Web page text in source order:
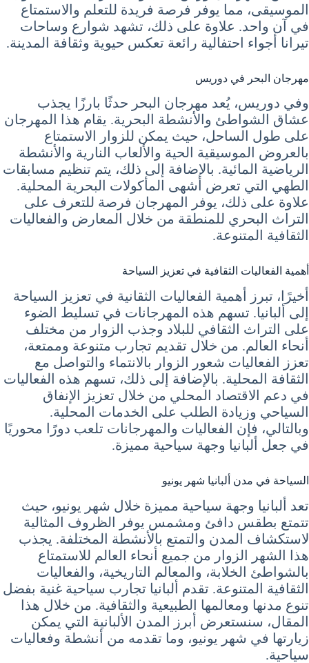
الموسيقى، مما يوفر فرصة فريدة للتعلم والاستمتاع
في آن واحد. علاوة على ذلك، تشهد شوارع وساحات
تيرانا أجواء احتفالية رائعة تعكس حيوية وثقافة المدينة.
مهرجان البحر في دوريس
وفي دوريس، يُعد مهرجان البحر حدثًا بارزًا يجذب
عشاق الشواطئ والأنشطة البحرية. يقام هذا المهرجان
على طول الساحل، حيث يمكن للزوار الاستمتاع
بالعروض الموسيقية الحية والألعاب النارية والأنشطة
الرياضية المائية. بالإضافة إلى ذلك، يتم تنظيم مسابقات
الطهي التي تعرض أشهى المأكولات البحرية المحلية.
علاوة على ذلك، يوفر المهرجان فرصة للتعرف على
التراث البحري للمنطقة من خلال المعارض والفعاليات
الثقافية المتنوعة.
أهمية الفعاليات الثقافية في تعزيز السياحة
أخيرًا، تبرز أهمية الفعاليات الثقانية في تعزيز السياحة
إلى ألبانيا. تسهم هذه المهرجانات في تسليط الضوء
على التراث الثقافي للبلاد وجذب الزوار من مختلف
أنحاء العالم. من خلال تقديم تجارب متنوعة وممتعة،
تعزز الفعاليات شعور الزوار بالانتماء والتواصل مع
الثقافة المحلية. بالإضافة إلى ذلك، تسهم هذه الفعاليات
في دعم الاقتصاد المحلي من خلال تعزيز الإنفاق
السياحي وزيادة الطلب على الخدمات المحلية.
وبالتالي، فإن الفعاليات والمهرجانات تلعب دورًا محوريًا
في جعل ألبانيا وجهة سياحية مميزة.
السياحة في مدن ألبانيا شهر يونيو
تعد ألبانيا وجهة سياحية مميزة خلال شهر يونيو، حيث
تتمتع بطقس دافئ ومشمس يوفر الظروف المثالية
لاستكشاف المدن والتمتع بالأنشطة المختلفة. يجذب
هذا الشهر الزوار من جميع أنحاء العالم للاستمتاع
بالشواطئ الخلابة، والمعالم التاريخية، والفعاليات
الثقافية المتنوعة. تقدم ألبانيا تجارب سياحية غنية بفضل
تنوع مدنها ومعالمها الطبيعية والثقافية. من خلال هذا
المقال، سنستعرض أبرز المدن الألبانية التي يمكن
زيارتها في شهر يونيو، وما تقدمه من أنشطة وفعاليات
سياحية.